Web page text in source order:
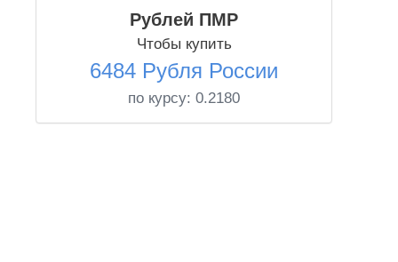
Рублей ПМР
Чтобы купить
6484 Рубля России
по курсу: 0.2180